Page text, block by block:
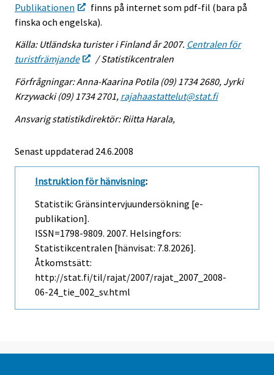
Publikationen
finns på internet som pdf-fil (bara på
finska och engelska).
Källa: Utländska turister i Finland år 2007. Centralen för
turistfrämjande
/ Statistikcentralen
Förfrågningar: Anna-Kaarina Potila (09) 1734 2680, Jyrki
Krzywacki (09) 1734 2701, rajahaastattelut@stat.fi
Ansvarig statistikdirektör: Riitta Harala,
Senast uppdaterad 24.6.2008
Instruktion för hänvisning:
Statistik: Gränsintervjuundersökning [e-
publikation].
ISSN=1798-9809. 2007. Helsingfors:
Statistikcentralen [hänvisat: 7.8.2026].
Åtkomstsätt:
http://stat.fi/til/rajat/2007/rajat_2007_2008-
06-24_tie_002_sv.html